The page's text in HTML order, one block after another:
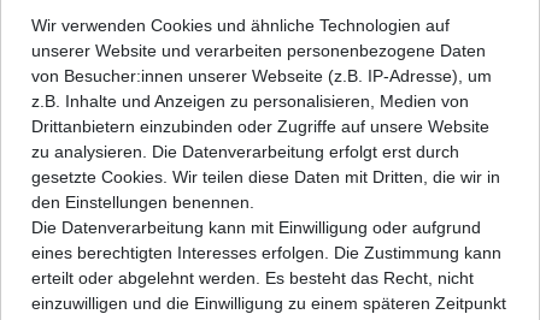
Wunschliste
* inkl. ges. MwSt. zzgl.Versandkosten
Beschreibung
Wir verwenden Cookies und ähnliche Technologien auf
unserer Website und verarbeiten personenbezogene Daten
von Besucher:innen unserer Webseite (z.B. IP-Adresse), um
z.B. Inhalte und Anzeigen zu personalisieren, Medien von
Drittanbietern einzubinden oder Zugriffe auf unsere Website
zu analysieren. Die Datenverarbeitung erfolgt erst durch
gesetzte Cookies. Wir teilen diese Daten mit Dritten, die wir in
den Einstellungen benennen.
Die Datenverarbeitung kann mit Einwilligung oder aufgrund
eines berechtigten Interesses erfolgen. Die Zustimmung kann
erteilt oder abgelehnt werden. Es besteht das Recht, nicht
einzuwilligen und die Einwilligung zu einem späteren Zeitpunkt